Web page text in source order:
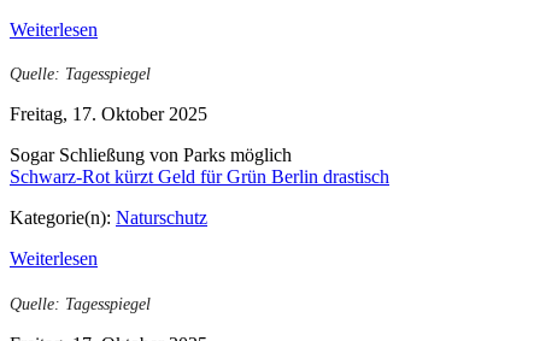
Weiterlesen
Quelle: Tagesspiegel
Freitag, 17. Oktober 2025
Sogar Schließung von Parks möglich
Schwarz-Rot kürzt Geld für Grün Berlin drastisch
Kategorie(n): Naturschutz
Weiterlesen
Quelle: Tagesspiegel